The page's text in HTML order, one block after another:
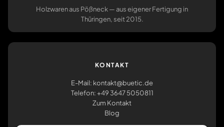
Holzwaren aus Pößneck — aus eigener Fertigung in
Thüringen, seit 2015.
KONTAKT
E-Mail: kontakt@buetic.de
Telefon: +49 3647 5050811
Zum Kontakt
Blog